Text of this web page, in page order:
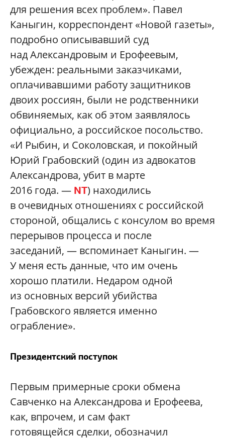
для решения всех проблем». Павел
Каныгин, корреспондент «Новой газеты»,
подробно описывавший суд
над Александровым и Ерофеевым,
убежден: реальными заказчиками,
оплачивавшими работу защитников
двоих россиян, были не родственники
обвиняемых, как об этом заявлялось
официально, а российское посольство.
«И Рыбин, и Соколовская, и покойный
Юрий Грабовский (один из адвокатов
Александрова, убит в марте
2016 года. — NT) находились
в очевидных отношениях с российской
стороной, общались с консулом во время
перерывов процесса и после
заседаний, — вспоминает Каныгин. —
У меня есть данные, что им очень
хорошо платили. Недаром одной
из основных версий убийства
Грабовского является именно
ограбление».
Президентский поступок
Первым примерные сроки обмена
Савченко на Александрова и Ерофеева,
как, впрочем, и сам факт
готовящейся сделки, обозначил